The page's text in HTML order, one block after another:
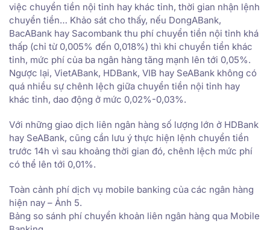
việc chuyển tiền nội tỉnh hay khác tỉnh, thời gian nhận lệnh
chuyển tiền… Khảo sát cho thấy, nếu DongABank,
BacABank hay Sacombank thu phí chuyển tiền nội tỉnh khá
thấp (chỉ từ 0,005% đến 0,018%) thì khi chuyển tiển khác
tỉnh, mức phí của ba ngân hàng tăng mạnh lên tới 0,05%.
Ngược lại, VietABank, HDBank, VIB hay SeABank không có
quá nhiều sự chênh lệch giữa chuyển tiền nội tỉnh hay
khác tỉnh, dao động ở mức 0,02%-0,03%.
Với những giao dịch liên ngân hàng số lượng lớn ở HDBank
hay SeABank, cũng cần lưu ý thực hiện lệnh chuyển tiền
trước 14h vì sau khoảng thời gian đó, chênh lệch mức phí
có thể lên tới 0,01%.
Toàn cảnh phí dịch vụ mobile banking của các ngân hàng
hiện nay – Ảnh 5.
Bảng so sánh phí chuyển khoản liên ngân hàng qua Mobile